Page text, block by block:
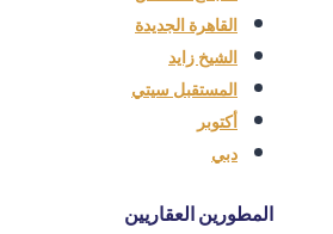
القاهرة الجديدة
الشيخ زايد
المستقبل سيتي
أكتوبر
دبي
المطورين العقاريين